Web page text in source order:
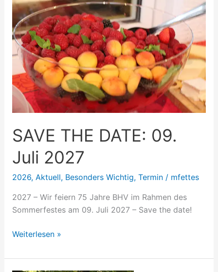
SAVE THE DATE: 09.
Juli 2027
2026, Aktuell, Besonders Wichtig, Termin/ mfettes
2027 – Wir feiern 75 Jahre BHV im Rahmen des
Sommerfestes am 09. Juli 2027 – Save the date!
THE
DATE:
09.
Juli
2027
Weiterlesen »